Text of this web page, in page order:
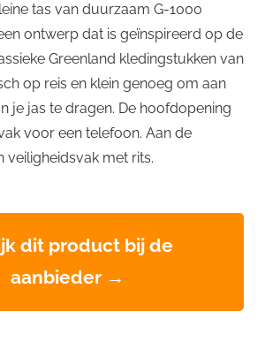
tas van duurzaam G-1000
ontwerp dat is geïnspireerd op de
Greenland kledingstukken van
op reis en klein genoeg om aan
je jas te dragen. De hoofdopening
voor een telefoon. Aan de
veiligheidsvak met rits.
dit product bij de
aanbieder →